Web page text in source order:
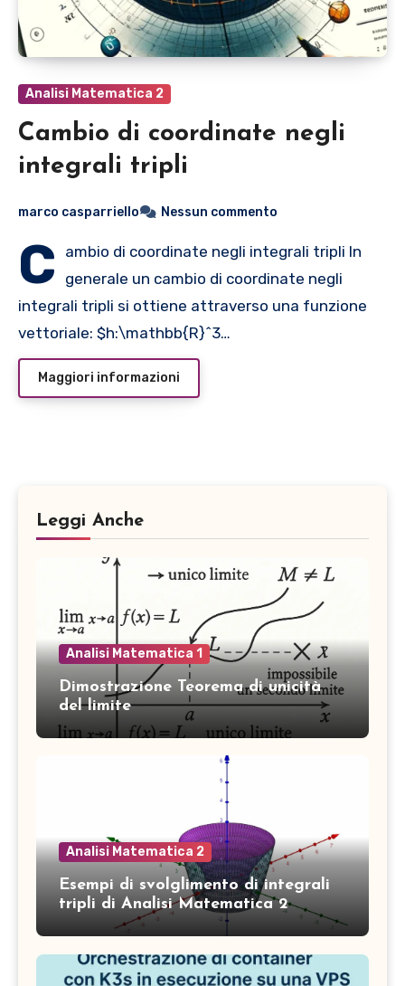
Analisi Matematica 2
Cambio di coordinate negli
integrali tripli
marco casparriello Nessun commento
C
ambio di coordinate negli integrali tripli In
generale un cambio di coordinate negli
integrali tripli si ottiene attraverso una funzione
vettoriale: $h:\mathbb{R}^3…
Maggiori informazioni
Leggi Anche
Analisi Matematica 1
Dimostrazione Teorema di unicità
del limite
Analisi Matematica 2
Esempi di svolglimento di integrali
tripli di Analisi Matematica 2